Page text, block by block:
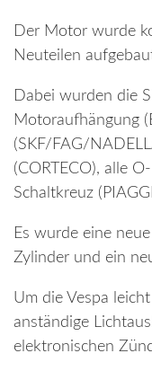
Der Motor wurde
Neuteilen
Dabei wurden die
Motoraufhängung
(SKF/FAG/
(CORTECO), alle
Schaltkreuz
Es wurde eine
Zylinder und ein
Um die Vespa
anständige
elektronischen